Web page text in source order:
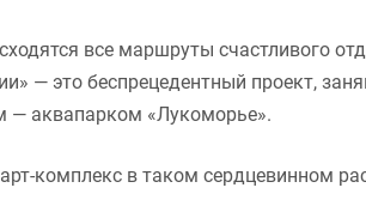
все маршруты счастливого
— это беспрецедентный проект,
— аквапарком «Лукоморье».
комплекс в таком сердцевинном